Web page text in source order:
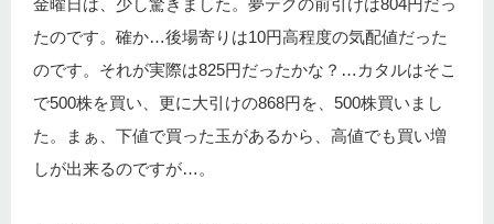
金曜日は、少し驚きました。夢テクの前引けは804円だっ
たのです。確か…後場寄りは10円高程度の気配値だった
のです。それが実際は825円だったかな？…カタルはそこ
で500株を買い、更に大引けの868円を、500株買いまし
た。まぁ、下値で買った玉があるから、高値でも買い増
しが出来るのですが…。